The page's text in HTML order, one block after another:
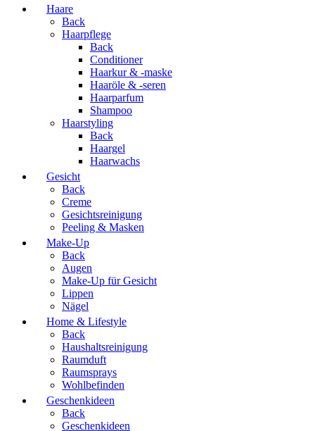
Haare
Back
Haarpflege
Back
Conditioner
Haarkur & -maske
Haaröle & -seren
Haarparfum
Shampoo
Haarstyling
Back
Haargel
Haarwachs
Gesicht
Back
Creme
Gesichtsreinigung
Peeling & Masken
Make-Up
Back
Augen
Make-Up für Gesicht
Lippen
Nägel
Home & Lifestyle
Back
Haushaltsreinigung
Raumduft
Raumsprays
Wohlbefinden
Geschenkideen
Back
Geschenkideen